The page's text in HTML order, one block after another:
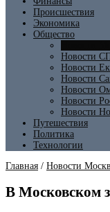
Происшествия
Экономика
Общество
Новости
Новости
Новости
Новости
Новости
Новости
Путешествия
Политика
Технологии
Главная / Новости
В Московском